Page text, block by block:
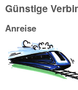
Günstige
Anreise